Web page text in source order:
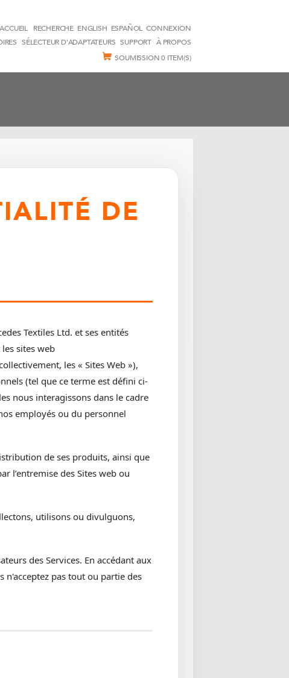
ACCUEIL RECHERCHE ENGLISH ESPAÑOL CONNEXION
SÉLECTEUR D'ADAPTATEURS SUPPORT À PROPOS
SOUMISSION0 ITEM(S)
DE
Textiles Ltd. et ses entités
sites web
les « Sites Web »),
(tel que ce terme est défini ci-
nous interagissons dans le cadre
employés ou du personnel
de ses produits, ainsi que
l’entremise des Sites web ou
utilisons ou divulguons,
des Services. En accédant aux
n'acceptez pas tout ou partie des